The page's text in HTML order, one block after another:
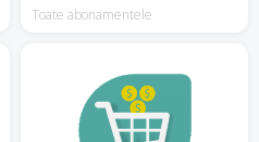
Toate abonamentele